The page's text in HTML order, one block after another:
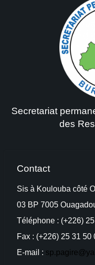
Secretariat
des
Contact
Sis à Koulouba côté
03 BP 7005
Téléphone : (+226)
Fax : (+226) 25 31 50
E-mail :